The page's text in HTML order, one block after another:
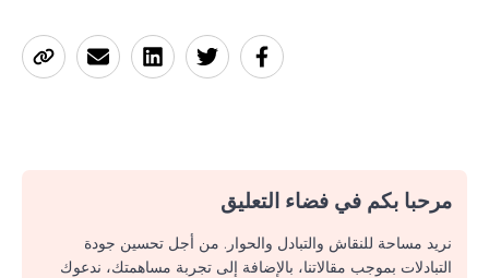
مرحبا بكم في فضاء التعليق
نريد مساحة للنقاش والتبادل والحوار. من أجل تحسين جودة
التبادلات بموجب مقالاتنا، بالإضافة إلى تجربة مساهمتك، ندعوك